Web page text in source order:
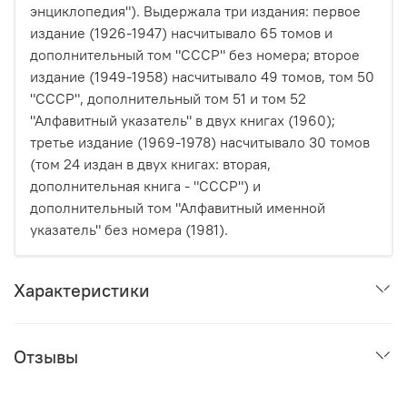
энциклопедия"). Выдержала три издания: первое
издание (1926-1947) насчитывало 65 томов и
дополнительный том "СССР" без номера; второе
издание (1949-1958) насчитывало 49 томов, том 50
"СССР", дополнительный том 51 и том 52
"Алфавитный указатель" в двух книгах (1960);
третье издание (1969-1978) насчитывало 30 томов
(том 24 издан в двух книгах: вторая,
дополнительная книга - "СССР") и
дополнительный том "Алфавитный именной
указатель" без номера (1981).
Характеристики
Отзывы